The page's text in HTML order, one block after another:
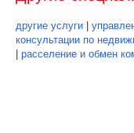
другие услуги
консультации по
расселение и обмен